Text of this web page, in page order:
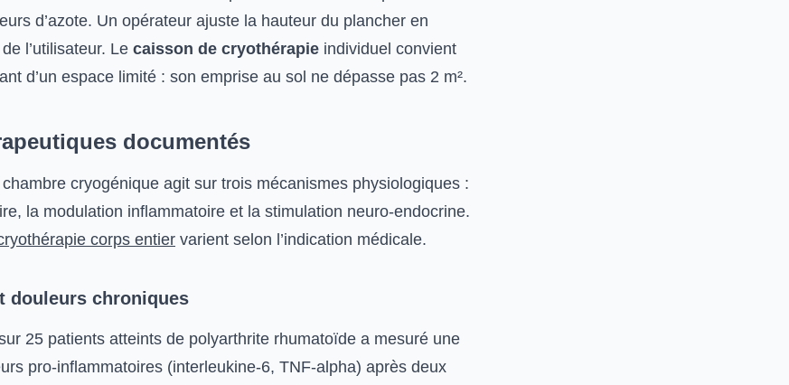
d’azote. Un opérateur ajuste la hauteur du plancher en
l’utilisateur. Le caisson de cryothérapie individuel convient
d’un espace limité : son emprise au sol ne dépasse pas 2 m².
documentés
cryogénique agit sur trois mécanismes physiologiques :
la modulation inflammatoire et la stimulation neuro-endocrine.
corps entier varient selon l’indication médicale.
douleurs chroniques
25 patients atteints de polyarthrite rhumatoïde a mesuré une
pro-inflammatoires (interleukine-6, TNF-alpha) après deux